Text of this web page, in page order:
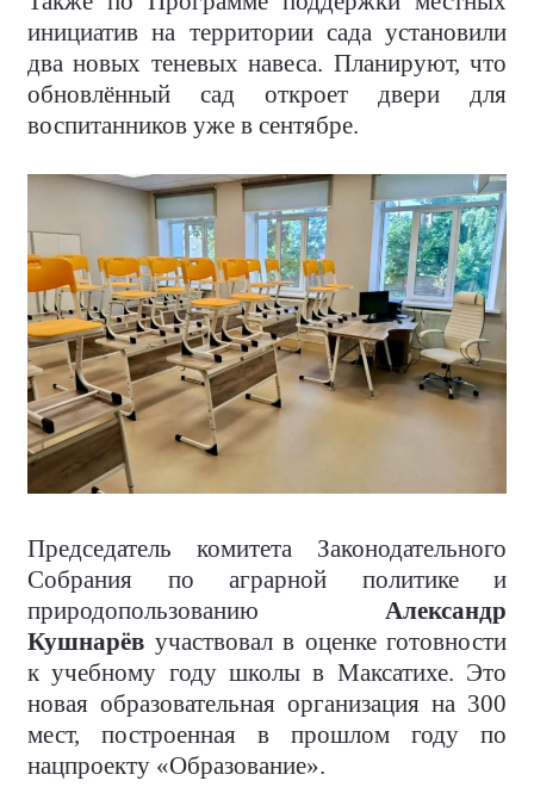
инициатив на территории сада установили
два новых теневых навеса. Планируют, что
обновлённый сад откроет двери для
воспитанников уже в сентябре.
Председатель комитета Законодательного
Собрания по аграрной политике и
природопользованию Александр
Кушнарёв участвовал в оценке готовности
к учебному году школы в Максатихе. Это
новая образовательная организация на 300
мест, построенная в прошлом году по
нацпроекту «Образование».